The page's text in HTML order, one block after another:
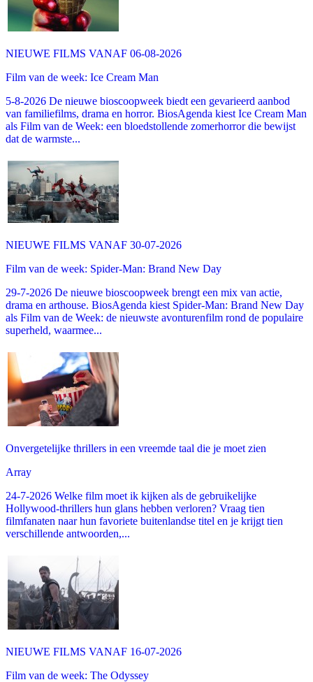
NIEUWE FILMS VANAF 06-08-2026
Film van de week: Ice Cream Man
5-8-2026 De nieuwe bioscoopweek biedt een gevarieerd aanbod
van familiefilms, drama en horror. BiosAgenda kiest Ice Cream Man
als Film van de Week: een bloedstollende zomerhorror die bewijst
dat de warmste...
NIEUWE FILMS VANAF 30-07-2026
Film van de week: Spider-Man: Brand New Day
29-7-2026 De nieuwe bioscoopweek brengt een mix van actie,
drama en arthouse. BiosAgenda kiest Spider-Man: Brand New Day
als Film van de Week: de nieuwste avonturenfilm rond de populaire
superheld, waarmee...
Onvergetelijke thrillers in een vreemde taal die je moet zien
Array
24-7-2026 Welke film moet ik kijken als de gebruikelijke
Hollywood-thrillers hun glans hebben verloren? Vraag tien
filmfanaten naar hun favoriete buitenlandse titel en je krijgt tien
verschillende antwoorden,...
NIEUWE FILMS VANAF 16-07-2026
Film van de week: The Odyssey